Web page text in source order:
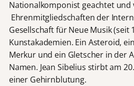
Nationalkomponist geachtet und
Ehrenmitgliedschaften der
Gesellschaft für Neue Musik
Kunstakademien. Ein Asteroid,
Merkur und ein Gletscher in der
Namen. Jean Sibelius stirbt am
einer Gehirnblutung.